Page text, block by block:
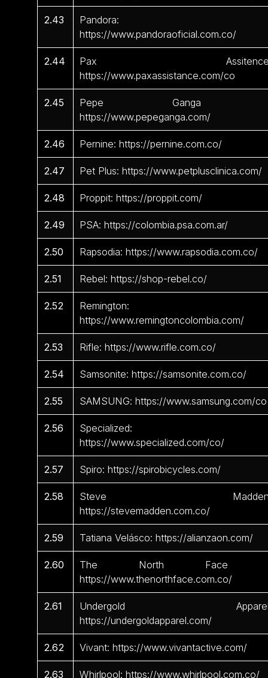
2.43
Pandora:
https://www.pandoraoficial.com.co/
2.44
Pax
https://www.paxassistance.com/co
2.45
Pepe Ganga
https://www.pepeganga.com/
2.46 Pernine: https://pernine.com.co/
2.47 Pet Plus: https://www.petplusclinica.com/
2.48 Proppit: https://proppit.com/
2.49 PSA: https://colombia.psa.com.ar/
2.50 Rapsodia: https://www.rapsodia.com.co/
2.51 Rebel: https://shop-rebel.co/
2.52
Remington:
https://www.remingtoncolombia.com/
2.53 Rifle: https://www.rifle.com.co/
2.54 Samsonite: https://samsonite.com.co/
2.55 SAMSUNG: https://www.samsung.com/co
2.56
Specialized:
https://www.specialized.com/co/
2.57 Spiro: https://spirobicycles.com/
2.58
Steve
https://stevemadden.com.co/
2.59 Tatiana Velásco: https://alianzaon.com/
2.60
The North Face
https://www.thenorthface.com.co/
2.61
Undergold
https://undergoldapparel.com/
2.62 Vivant: https://www.vivantactive.com/
2.63 Whirlpool: https://www.whirlpool.com.co/